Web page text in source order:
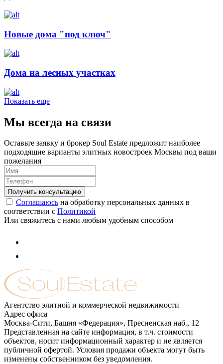
Новые дома "под ключ"
Дома на лесных участках
Показать еще
Мы всегда на связи
Оставьте заявку и брокер Soul Estate предложит наиболее
подходящие варианты элитных новостроек Москвы под ваши
пожелания
Соглашаюсь на обработку персональных данных в
соответствии с Политикой
Или свяжитесь с нами любым удобным способом
Агентство элитной и коммерческой недвижимости
Адрес офиса
Москва-Сити, Башня «Федерация», Пресненская наб., 12
Представленная на сайте информация, в т.ч. стоимости
объектов, носит информационный характер и не является
публичной офертой. Условия продажи объекта могут быть
изменены собственником без уведомления.